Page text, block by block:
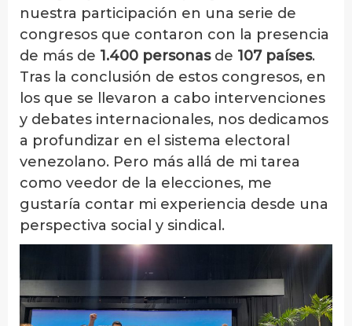
nuestra participación en una serie de
congresos que contaron con la presencia
de más de 1.400 personas de 107 países.
Tras la conclusión de estos congresos, en
los que se llevaron a cabo intervenciones
y debates internacionales, nos dedicamos
a profundizar en el sistema electoral
venezolano. Pero más allá de mi tarea
como veedor de la elecciones, me
gustaría contar mi experiencia desde una
perspectiva social y sindical.